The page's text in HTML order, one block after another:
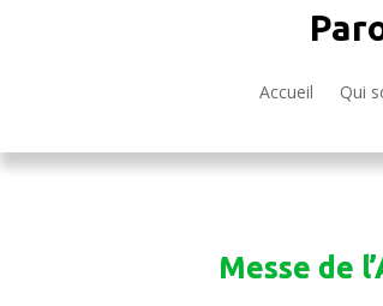
Accueil Qui
Messe de